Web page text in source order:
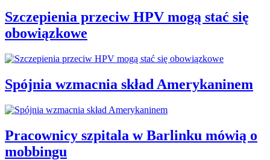
Szczepienia przeciw HPV mogą stać się
obowiązkowe
Spójnia wzmacnia skład Amerykaninem
Pracownicy szpitala w Barlinku mówią o
mobbingu